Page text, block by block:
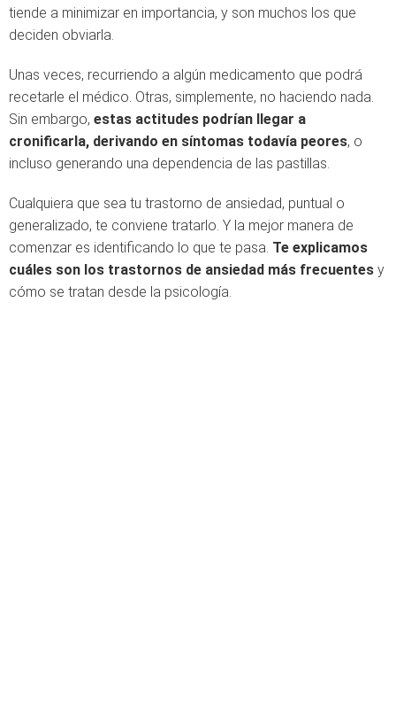
tiende a minimizar en importancia, y son muchos los que
deciden obviarla.
Unas veces, recurriendo a algún medicamento que podrá
recetarle el médico. Otras, simplemente, no haciendo nada.
Sin embargo, estas actitudes podrían llegar a
cronificarla, derivando en síntomas todavía peores, o
incluso generando una dependencia de las pastillas.
Cualquiera que sea tu trastorno de ansiedad, puntual o
generalizado, te conviene tratarlo. Y la mejor manera de
comenzar es identificando lo que te pasa. Te explicamos
cuáles son los trastornos de ansiedad más frecuentes y
cómo se tratan desde la psicología.